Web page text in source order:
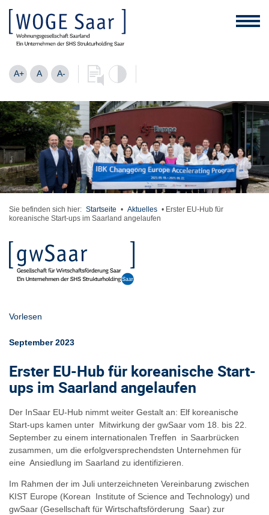
A+ A A-
Sie befinden sich hier: Startseite • Aktuelles • Erster EU-Hub für
koreanische Start-ups im Saarland angelaufen
Vorlesen
September 2023
Erster EU-Hub für koreanische Start-
ups im Saarland angelaufen
Der InSaar EU-Hub nimmt weiter Gestalt an: Elf koreanische
Start-ups kamen unter Mitwirkung der gwSaar vom 18. bis 22.
September zu einem internationalen Treffen in Saarbrücken
zusammen, um die erfolgversprechendsten Unternehmen für
eine Ansiedlung im Saarland zu identifizieren.
Im Rahmen der im Juli unterzeichneten Vereinbarung zwischen
KIST Europe (Korean Institute of Science and Technology) und
gwSaar (Gesellschaft für Wirtschaftsförderung Saar) zur